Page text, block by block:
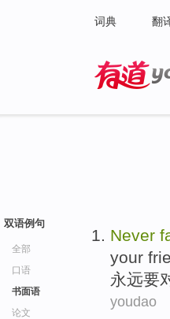
词典 翻
双语例句
全部
口语
书面语
论文
Never
your
永远要
youdao